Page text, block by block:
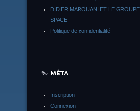
DIDIER MAROUANI ET LE GROUPE
SPACE
Politique de confidentialité
MÉTA
Inscription
Connexion